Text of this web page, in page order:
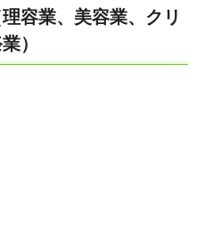
容業、美容業、クリ
）